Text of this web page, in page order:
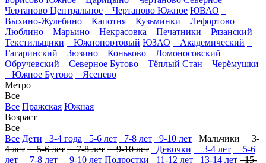
Чертаново Центральное
Чертаново Южное ЮВАО
Выхино-Жулебино
Капотня Кузьминки
Лефортово
Люблино
Марьино Некрасовка Печатники
Рязанский
Текстильщики
Южнопортовый ЮЗАО
Академический
Гагаринский
Зюзино Коньково
Ломоносовский
Обручевский
Северное Бутово Тёплый Стан
Черёмушки
Южное Бутово
Ясенево
Метро
Все
Все Пражская Южная
Возраст
Все
Все Дети 3-4 года 5-6 лет 7-8 лет 9-10 лет Мальчики 3-
4 лет 5-6 лет 7-8 лет 9-10 лет Девочки 3-4 лет
5-6
лет
7-8 лет 9-10 лет Подростки 11-12 лет 13-14 лет 15-